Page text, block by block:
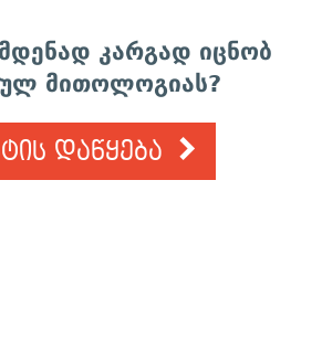
კარგად იცნობ
მითოლოგიას?
დაწყება